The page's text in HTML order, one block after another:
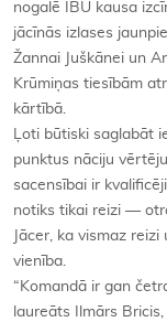
nogalē IBU kausa
jācīnās izlases
Žannai Juškānei un
Krūmiņas tiesībām
kārtībā.
Ļoti būtiski saglabāt
punktus nāciju
sacensībai ir
notiks tikai reizi —
Jācer, ka vismaz
vienība.
“Komandā ir gan
laureāts Ilmārs